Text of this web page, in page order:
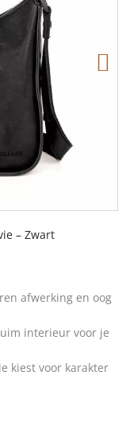
– Zwart
afwerking en oog
interieur voor je
kiest voor karakter